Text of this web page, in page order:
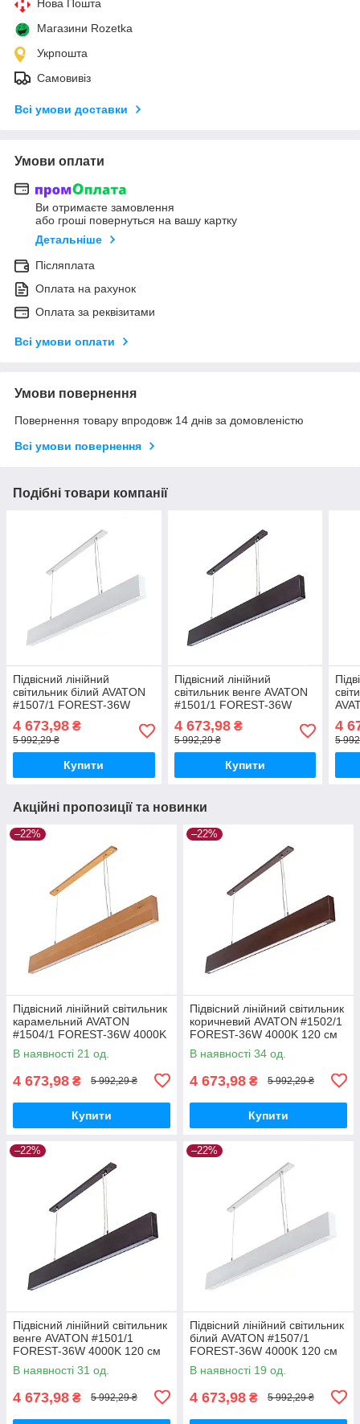
Нова Пошта
Магазини Rozetka
Укрпошта
Самовивіз
Всі умови доставки
Умови оплати
Ви отримаєте замовлення
або гроші повернуться на вашу картку
Детальніше
Післяплата
Оплата на рахунок
Оплата за реквізитами
Всі умови оплати
Умови повернення
Повернення товару впродовж 14 днів за домовленістю
Всі умови повернення
Подібні товари компанії
Підвісний лінійний
світильник білий AVATON
#1507/1 FOREST-36W
4 673,98 ₴
5 992,29 ₴
Купити
Підвісний лінійний
світильник венге AVATON
#1501/1 FOREST-36W
4 673,98₴
5 992,29 ₴
Купити
4
5
Акційні пропозиції та новинки
–22%
Підвісний лінійний світильник
карамельний AVATON
#1504/1 FOREST-36W 4000K
120 см (бук)
В наявності 21 од.
4 673,98 ₴ 5 992,29 ₴
Купити
–22%
Підвісний лінійний світильник
коричневий AVATON #1502/1
FOREST-36W 4000K 120 см
(бук)
В наявності 34 од.
4 673,98 ₴ 5 992,29 ₴
Купити
–22%
Підвісний лінійний світильник
венге AVATON #1501/1
FOREST-36W 4000K 120 см
(бук)
В наявності 31 од.
4 673,98 ₴ 5 992,29 ₴
–22%
Підвісний лінійний світильник
білий AVATON #1507/1
FOREST-36W 4000K 120 см
(бук)
В наявності 19 од.
4 673,98 ₴ 5 992,29 ₴